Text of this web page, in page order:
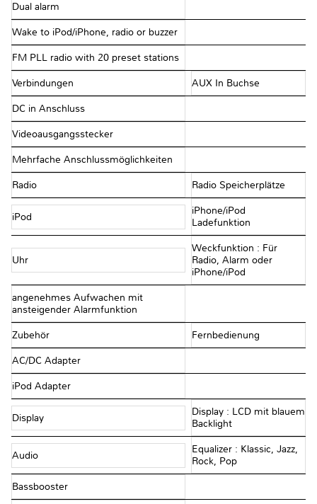
Dual alarm
Wake to iPod/iPhone, radio or buzzer
FM PLL radio with 20 preset stations
Verbindungen AUX In Buchse
DC in Anschluss
Videoausgangsstecker
Mehrfache Anschlussmöglichkeiten
Radio Radio Speicherplätze
iPod
iPhone/iPod
Ladefunktion
Uhr
Weckfunktion : Für
Radio, Alarm oder
iPhone/iPod
angenehmes Aufwachen mit
ansteigender Alarmfunktion
Zubehör Fernbedienung
AC/DC Adapter
iPod Adapter
Display
Display : LCD mit blauem
Backlight
Audio
Equalizer : Klassic, Jazz,
Rock, Pop
Bassbooster